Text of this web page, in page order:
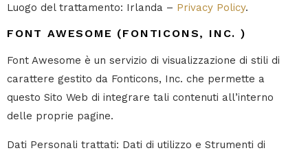
Luogo del trattamento: Irlanda – Privacy Policy.
FONT AWESOME (FONTICONS, INC. )
Font Awesome è un servizio di visualizzazione di stili di
carattere gestito da Fonticons, Inc. che permette a
questo Sito Web di integrare tali contenuti all’interno
delle proprie pagine.
Dati Personali trattati: Dati di utilizzo e Strumenti di